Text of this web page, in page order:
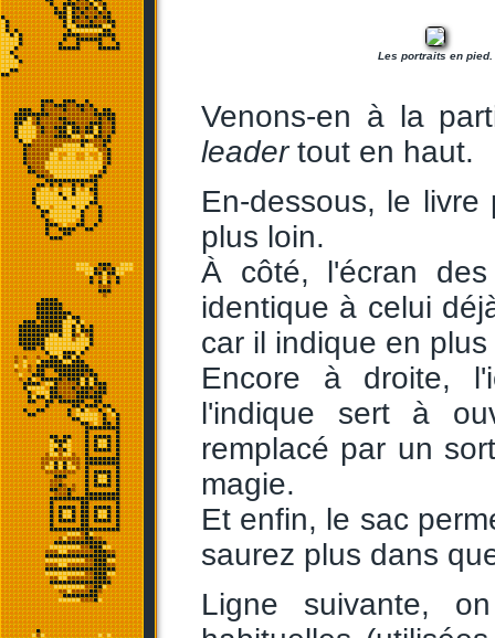
Les portraits en pied.
Venons-en à la
leadertout en haut.
En-dessous, le
plus loin.
À côté, l'écran des
identique à celui
car il indique en
Encore à droite,
l'indique sert à
remplacé par un
magie.
Et enfin, le sac
saurez plus dans
Ligne suivante,